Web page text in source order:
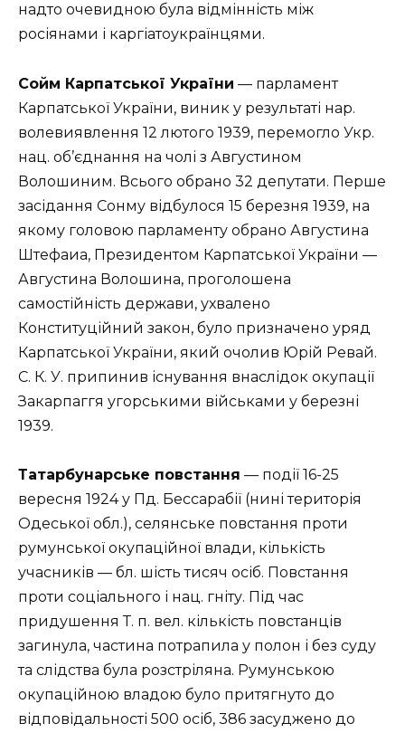
надто очевидною була відмінність між
росіянами і каргіатоукраїнцями.
Сойм Карпатської України — парламент
Карпатської України, виник у результаті нар.
волевиявлення 12 лютого 1939, перемогло Укр.
нац. об’єднання на чолі з Августином
Волошиним. Всього обрано 32 депутати. Перше
засідання Сонму відбулося 15 березня 1939, на
якому головою парламенту обрано Августина
Штефаиа, Президентом Карпатської України —
Августина Волошина, проголошена
самостійність держави, ухвалено
Конституційний закон, було призначено уряд
Карпатської України, який очолив Юрій Ревай.
С. К. У. припинив існування внаслідок окупації
Закарпаггя угорськими військами у березні
1939.
Татарбунарське повстання — події 16-25
вересня 1924 у Пд. Бессарабії (нині територія
Одеської обл.), селянське повстання проти
румунської окупаційної влади, кількість
учасників — бл. шість тисяч осіб. Повстання
проти соціального і нац. гніту. Під час
придушення Т. п. вел. кількість повстанців
загинула, частина потрапила у полон і без суду
та слідства була розстріляна. Румунською
окупаційною владою було притягнуто до
відповідальності 500 осіб, 386 засуджено до